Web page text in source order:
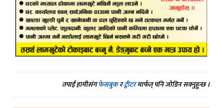
तपाईं हामीसंगफेसबुकरट्वीटरमार्फत् पनि जोडिन सक्नुहुन्छ ।